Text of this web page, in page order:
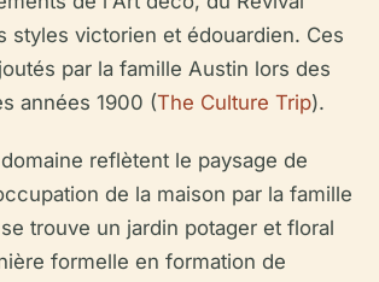
styles victorien et édouardien. Ces
par la famille Austin lors des
années 1900 (The Culture Trip).
reflètent le paysage de
de la maison par la famille
trouve un jardin potager et floral
formelle en formation de